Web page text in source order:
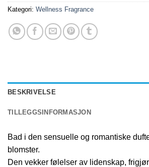
Kategori: Wellness Fragrance
BESKRIVELSE
TILLEGGSINFORMASJON
Bad i den sensuelle og romantiske
blomster.
Den vekker følelser av lidenskap,